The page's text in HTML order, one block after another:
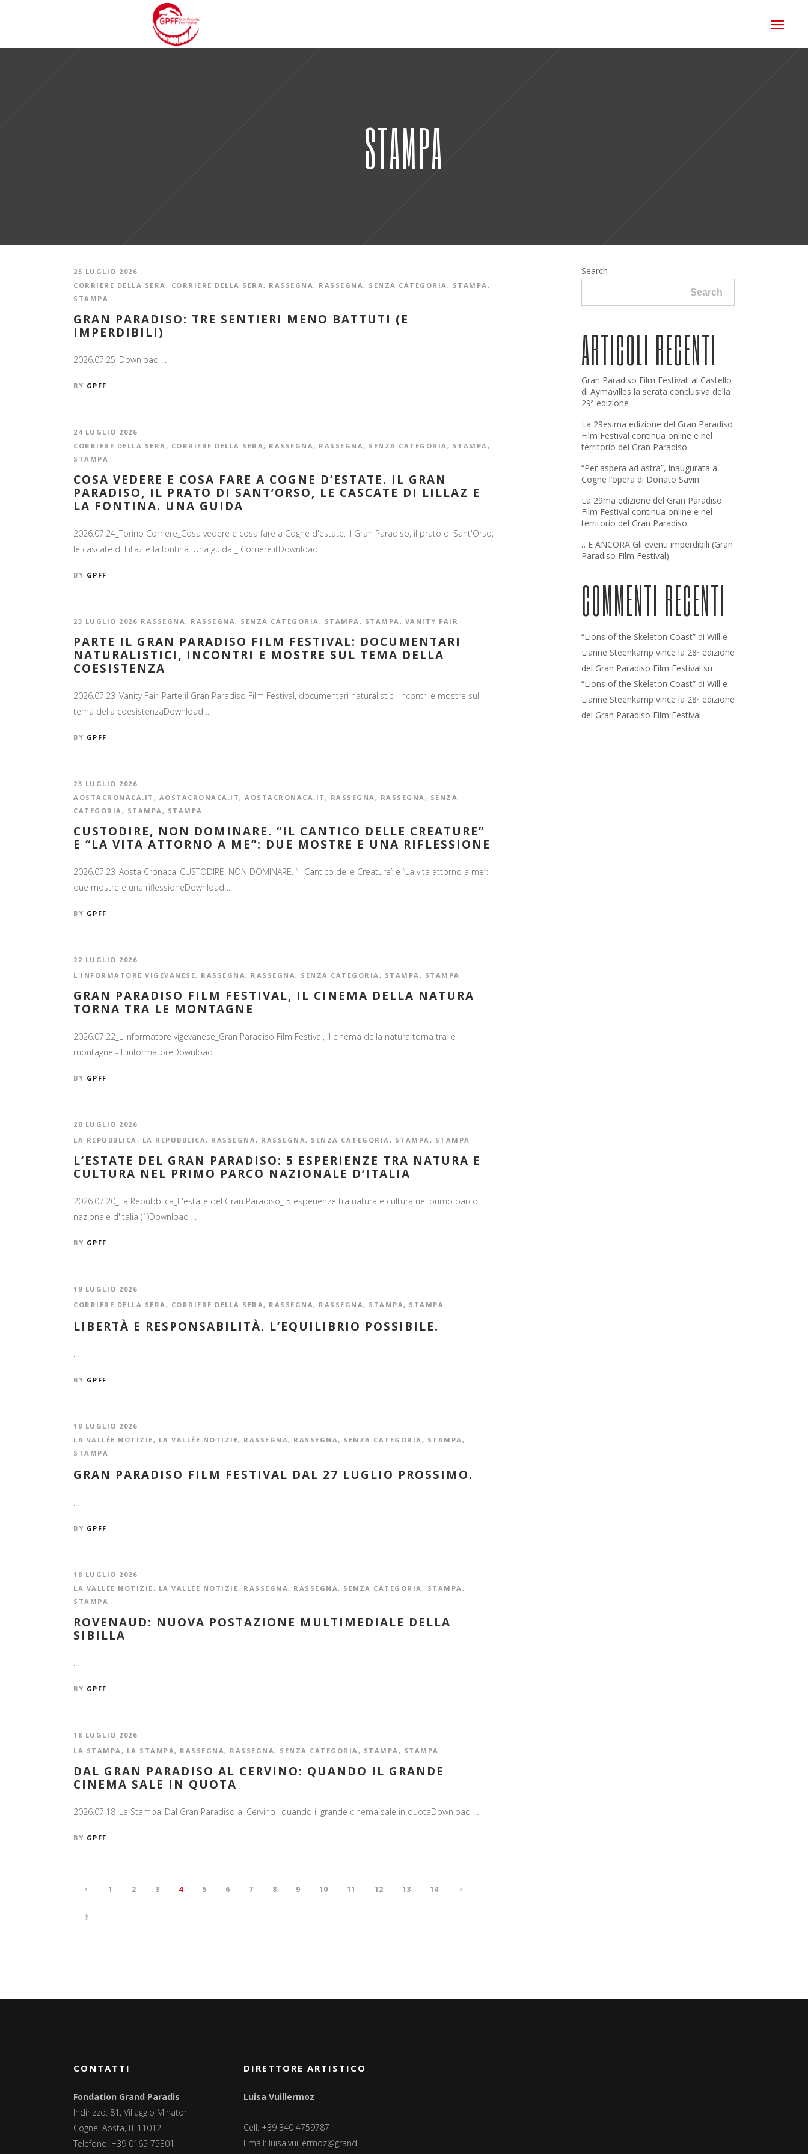
STAMPA
25 LUGLIO 2026
CORRIERE DELLA SERA, CORRIERE DELLA SERA, RASSEGNA, RASSEGNA, SENZA CATEGORIA, STAMPA,
STAMPA
GRAN PARADISO: TRE SENTIERI MENO BATTUTI (E
IMPERDIBILI)
2026.07.25_Download ...
BY GPFF
24 LUGLIO 2026
CORRIERE DELLA SERA, CORRIERE DELLA SERA, RASSEGNA, RASSEGNA, SENZA CATEGORIA, STAMPA,
STAMPA
COSA VEDERE E COSA FARE A COGNE D’ESTATE. IL GRAN
PARADISO, IL PRATO DI SANT’ORSO, LE CASCATE DI LILLAZ E
LA FONTINA. UNA GUIDA
2026.07.24_Torino Corriere_Cosa vedere e cosa fare a Cogne d'estate. Il Gran Paradiso, il prato di Sant'Orso,
le cascate di Lillaz e la fontina. Una guida _ Corriere.itDownload ...
BY GPFF
23 LUGLIO 2026 RASSEGNA, RASSEGNA, SENZA CATEGORIA, STAMPA, STAMPA, VANITY FAIR
PARTE IL GRAN PARADISO FILM FESTIVAL: DOCUMENTARI
NATURALISTICI, INCONTRI E MOSTRE SUL TEMA DELLA
COESISTENZA
2026.07.23_Vanity Fair_Parte il Gran Paradiso Film Festival, documentari naturalistici, incontri e mostre sul
tema della coesistenzaDownload ...
BY GPFF
23 LUGLIO 2026
AOSTACRONACA.IT , AOSTACRONACA.IT, AOSTACRONACA.IT , RASSEGNA, RASSEGNA, SENZA
CATEGORIA, STAMPA, STAMPA
CUSTODIRE, NON DOMINARE. “IL CANTICO DELLE CREATURE”
E “LA VITA ATTORNO A ME”: DUE MOSTRE E UNA RIFLESSIONE
2026.07.23_Aosta Cronaca_CUSTODIRE, NON DOMINARE. “Il Cantico delle Creature” e “La vita attorno a me”:
due mostre e una riflessioneDownload ...
BY GPFF
22 LUGLIO 2026
L'INFORMATORE VIGEVANESE, RASSEGNA, RASSEGNA, SENZA CATEGORIA, STAMPA, STAMPA
GRAN PARADISO FILM FESTIVAL, IL CINEMA DELLA NATURA
TORNA TRA LE MONTAGNE
2026.07.22_L'informatore vigevanese_Gran Paradiso Film Festival, il cinema della natura torna tra le
montagne - L'informatoreDownload ...
BY GPFF
20 LUGLIO 2026
LA REPUBBLICA, LA REPUBBLICA, RASSEGNA, RASSEGNA, SENZA CATEGORIA, STAMPA, STAMPA
L’ESTATE DEL GRAN PARADISO: 5 ESPERIENZE TRA NATURA E
CULTURA NEL PRIMO PARCO NAZIONALE D’ITALIA
2026.07.20_La Repubblica_L'estate del Gran Paradiso_ 5 esperienze tra natura e cultura nel primo parco
nazionale d'Italia (1)Download ...
BY GPFF
19 LUGLIO 2026
CORRIERE DELLA SERA, CORRIERE DELLA SERA, RASSEGNA, RASSEGNA, STAMPA, STAMPA
LIBERTÀ E RESPONSABILITÀ. L’EQUILIBRIO POSSIBILE.
...
BY GPFF
18 LUGLIO 2026
LA VALLÉE NOTIZIE , LA VALLÉE NOTIZIE, RASSEGNA , RASSEGNA , SENZA CATEGORIA , STAMPA ,
STAMPA
GRAN PARADISO FILM FESTIVAL DAL 27 LUGLIO PROSSIMO.
...
BY GPFF
18 LUGLIO 2026
LA VALLÉE NOTIZIE , LA VALLÉE NOTIZIE, RASSEGNA , RASSEGNA , SENZA CATEGORIA , STAMPA ,
STAMPA
ROVENAUD: NUOVA POSTAZIONE MULTIMEDIALE DELLA
SIBILLA
...
BY GPFF
18 LUGLIO 2026
LA STAMPA , LA STAMPA , RASSEGNA , RASSEGNA , SENZA CATEGORIA , STAMPA , STAMPA
DAL GRAN PARADISO AL CERVINO: QUANDO IL GRANDE
CINEMA SALE IN QUOTA
2026.07.18_La Stampa_Dal Gran Paradiso al Cervino_ quando il grande cinema sale in quotaDownload ...
BY GPFF
1 2 3 4 5 6 7 8 9 10 11 12 13 14
Search
Search
ARTICOLI RECENTI
Gran Paradiso Film Festival: al Castello
di Aymavilles la serata conclusiva della
29ª edizione
La 29esima edizione del Gran Paradiso
Film Festival continua online e nel
territorio del Gran Paradiso
“Per aspera ad astra”, inaugurata a
Cogne l’opera di Donato Savin
La 29ma edizione del Gran Paradiso
Film Festival continua online e nel
territorio del Gran Paradiso.
…E ANCORA Gli eventi imperdibili (Gran
Paradiso Film Festival)
COMMENTI RECENTI
“Lions of the Skeleton Coast” di Will e
Lianne Steenkamp vince la 28ª edizione
del Gran Paradiso Film Festival su
“Lions of the Skeleton Coast” di Will e
Lianne Steenkamp vince la 28ª edizione
del Gran Paradiso Film Festival
CONTATTI
Fondation Grand Paradis
Indirizzo: 81, Villaggio Minatori
Cogne, Aosta, IT 11012
Telefono: +39 0165 75301
DIRETTORE ARTISTICO
Luisa Vuillermoz
Cell: +39 340 4759787
Email: luisa.vuillermoz@grand-